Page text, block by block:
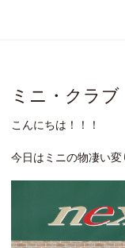
ミニ・クラブ
こんにちは！！！
今日はミニの物凄い変